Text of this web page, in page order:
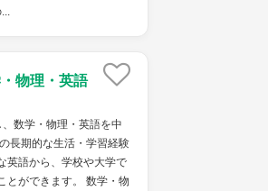
物理・英語
数学・物理・英語を中
長期的な生活・学習経験
英語から、学校や大学で
とができます。 数学・物